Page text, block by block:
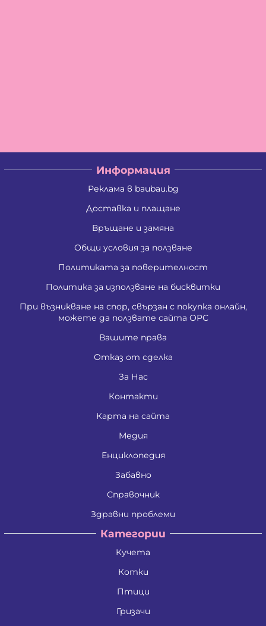
Информация
Реклама в baubau.bg
Доставка и плащане
Връщане и замяна
Общи условия за ползване
Политиката за поверителност
Политика за използване на бисквитки
При възникване на спор, свързан с покупка онлайн,
можете да ползвате сайта ОРС
Вашите права
Отказ от сделка
За Нас
Контакти
Карта на сайта
Медия
Енциклопедия
Забавно
Справочник
Здравни проблеми
Категории
Кучета
Котки
Птици
Гризачи